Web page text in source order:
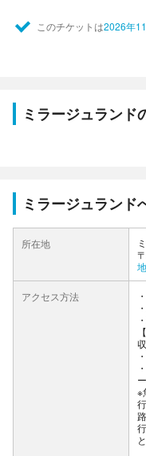
このチケットは2026年
ミラージュランド
ミラージュランド
所在地
アクセス方法
※